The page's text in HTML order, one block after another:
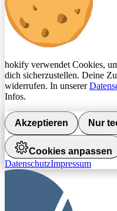
hokify verwendet Cookies,
dich sicherzustellen. Deine
widerrufen. In unserer
Infos.
Akzeptieren Nur
Cookies anpassen
DatenschutzImpressum